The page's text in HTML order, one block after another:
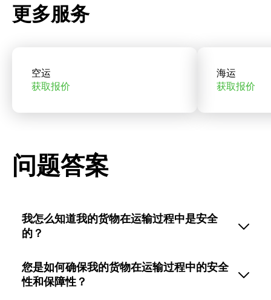
更多服务
空运
获取报价
海运
获取报价
问题答案
我怎么知道我的货物在运输过程中是安全
的？
您是如何确保我的货物在运输过程中的安全
性和保障性？